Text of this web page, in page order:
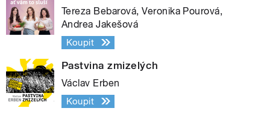
Tereza Bebarová, Veronika Pourová,
Andrea Jakešová
Koupit
Pastvina zmizelých
Václav Erben
Koupit